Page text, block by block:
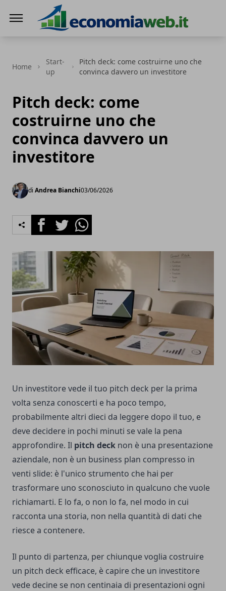
Home
Start-
up
Pitch deck: come costruirne uno che
convinca davvero un investitore
Pitch deck: come
costruirne uno che
convinca davvero un
investitore
di Andrea Bianchi03/06/2026
FacebookTwitterWhatsapp
Un investitore vede il tuo pitch deck per la prima
volta senza conoscerti e ha poco tempo,
probabilmente altri dieci da leggere dopo il tuo, e
deve decidere in pochi minuti se vale la pena
approfondire. Il pitch deck non è una presentazione
aziendale, non è un business plan compresso in
venti slide: è l'unico strumento che hai per
trasformare uno sconosciuto in qualcuno che vuole
richiamarti. E lo fa, o non lo fa, nel modo in cui
racconta una storia, non nella quantità di dati che
riesce a contenere.
Il punto di partenza, per chiunque voglia costruire
un pitch deck efficace, è capire che un investitore
vede decine se non centinaia di presentazioni ogni